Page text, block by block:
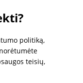
politiką,
teisių,